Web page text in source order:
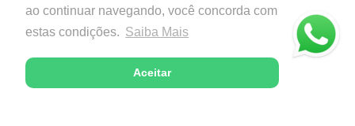
ao continuar navegando, você concorda com
estas condições. Saiba Mais
Aceitar